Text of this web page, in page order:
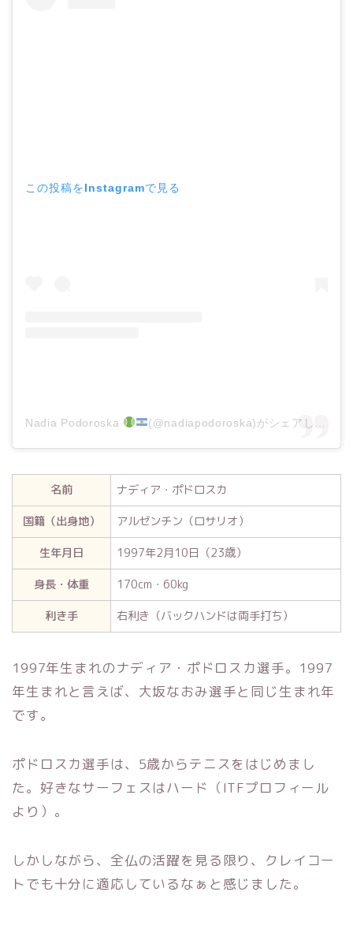
この投稿をInstagramで見る
Nadia Podoroska (@nadiapodoroska)がシェアした投稿
名前
ナディア・ポドロスカ
国籍（出身地）
アルゼンチン（ロサリオ）
生年月日
1997年2月10日（23歳）
身長・体重
170cm・60kg
利き手
右利き（バックハンドは両手打ち）
1997年生まれのナディア・ポドロスカ選手。1997
年生まれと言えば、大坂なおみ選手と同じ生まれ年
です。
ポドロスカ選手は、5歳からテニスをはじめまし
た。好きなサーフェスはハード（ITFプロフィール
より）。
しかしながら、全仏の活躍を見る限り、クレイコー
トでも十分に適応しているなぁと感じました。